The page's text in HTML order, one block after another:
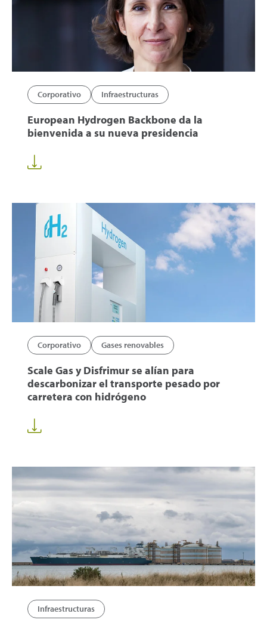
Corporativo Infraestructuras
European Hydrogen Backbone da la
bienvenida a su nueva presidencia
Corporativo Gases renovables
Scale Gas y Disfrimur se alían para
descarbonizar el transporte pesado por
carretera con hidrógeno
Infraestructuras